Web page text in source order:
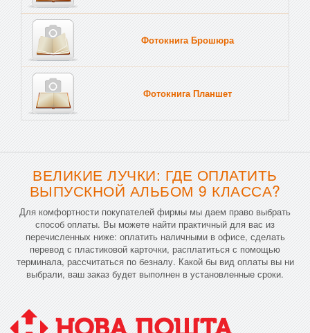
Фотокнига Брошюра
Фотокнига Планшет
ВЕЛИКИЕ ЛУЧКИ: ГДЕ ОПЛАТИТЬ
ВЫПУСКНОЙ АЛЬБОМ 9 КЛАССА?
Для комфортности покупателей фирмы мы даем право выбрать
способ оплаты. Вы можете найти практичный для вас из
перечисленных ниже: оплатить наличными в офисе, сделать
перевод с пластиковой карточки, расплатиться с помощью
терминала, рассчитаться по безналу. Какой бы вид оплаты вы ни
выбрали, ваш заказ будет выполнен в установленные сроки.